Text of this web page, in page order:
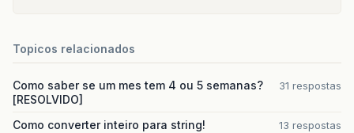
Vector vetJogos
public Usuario(String nome,int id, String
this. nome = nome ;
this.email = email;
Topicos relacionados
Como saber se um mes tem 4 ou 5 semanas?
[RESOLVIDO]
31 respostas
Como converter inteiro para string! 13 respostas